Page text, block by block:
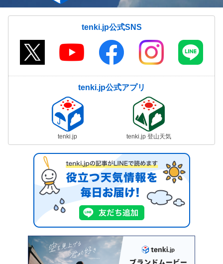
tenki.jp公式SNS
tenki.jp公式アプリ
tenki.jp tenki.jp 登山天気